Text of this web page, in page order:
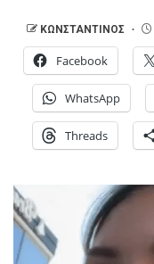
ΚΩΝΣΤΑΝΤΙΝΟΣ
Facebook
WhatsApp
Threads